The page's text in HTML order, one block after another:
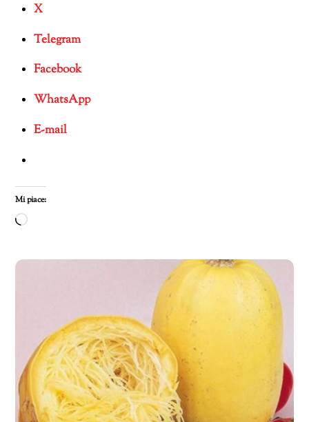
X
Telegram
Facebook
WhatsApp
E-mail
Mi piace:
Caricamento
corso…